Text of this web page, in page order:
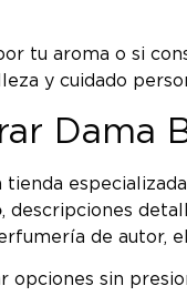
tu aroma o si
y cuidado
Dama
, descripciones
de autor,
sin